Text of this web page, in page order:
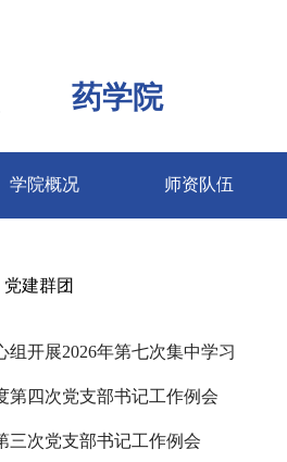
药学院
学院概况 师资队伍
党建群团
开展2026年第七次集中学习
第四次党支部书记工作例会
三次党支部书记工作例会